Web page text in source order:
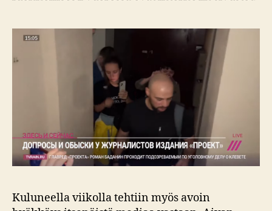
Kuluneella viikolla tehtiin myös avoin